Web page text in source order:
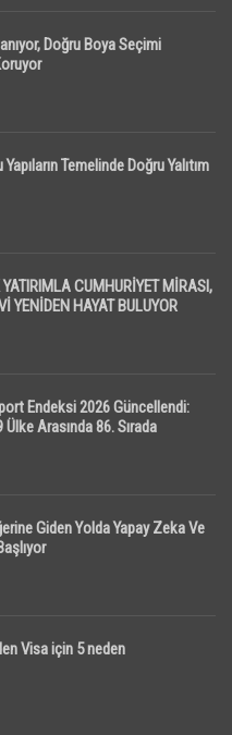
Doğru Boya Seçimi
Temelinde Doğru Yalıtım
CUMHURİYET MİRASI,
YENİDEN HAYAT BULUYOR
Endeksi 2026 Güncellendi:
Arasında 86. Sırada
Giden Yolda Yapay Zeka Ve
Visa için 5 neden